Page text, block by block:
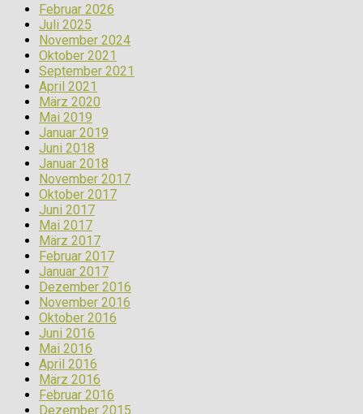
Februar 2026
Juli 2025
November 2024
Oktober 2021
September 2021
April 2021
März 2020
Mai 2019
Januar 2019
Juni 2018
Januar 2018
November 2017
Oktober 2017
Juni 2017
Mai 2017
März 2017
Februar 2017
Januar 2017
Dezember 2016
November 2016
Oktober 2016
Juni 2016
Mai 2016
April 2016
März 2016
Februar 2016
Dezember 2015